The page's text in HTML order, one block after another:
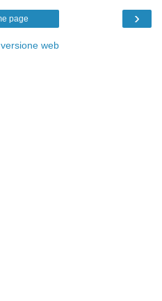
›
page
web